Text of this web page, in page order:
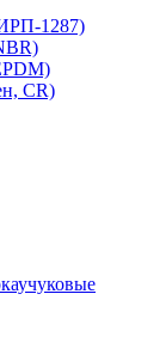
1287)
CR)